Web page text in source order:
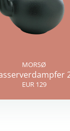
MORSØ
EUR 129